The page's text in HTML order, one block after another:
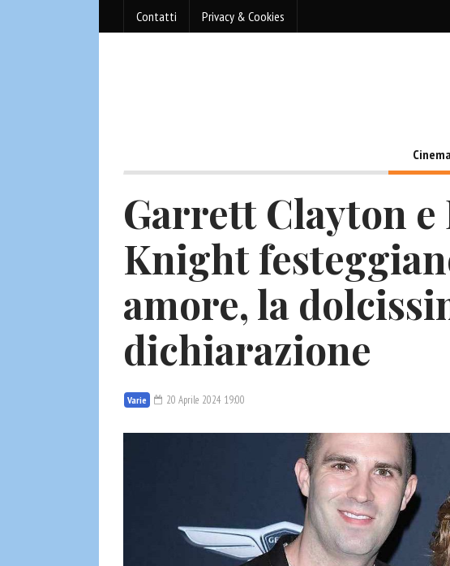
Contatti Privacy & Cookies
Garrett Clayton e
Knight
amore, la
dichiarazione
Varie 20 Aprile 2024 19:00